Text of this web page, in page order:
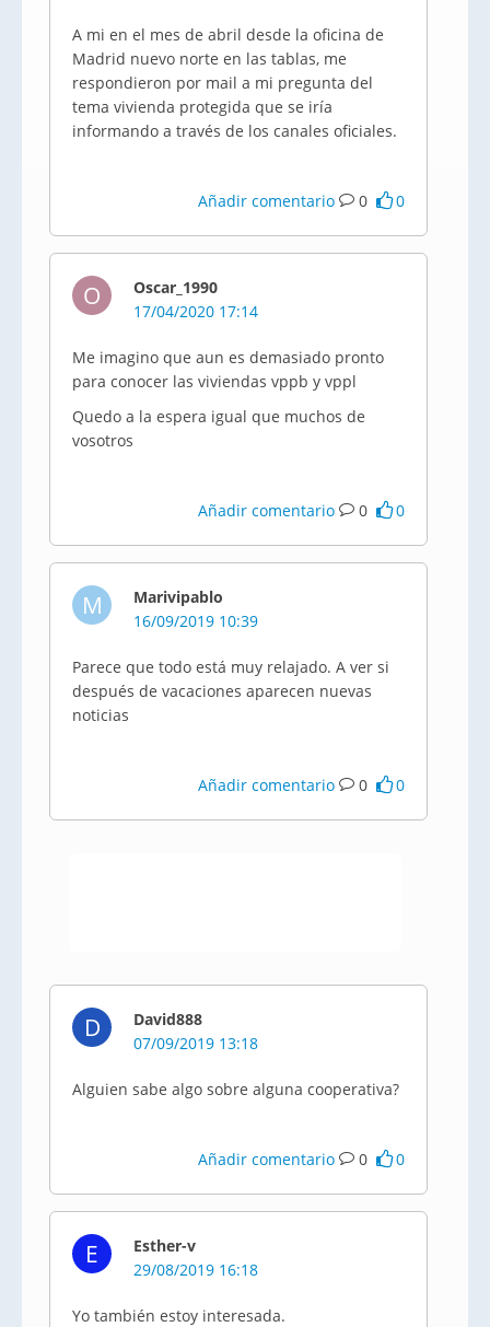
A mi en el mes de abril desde la oficina de
Madrid nuevo norte en las tablas, me
respondieron por mail a mi pregunta del
tema vivienda protegida que se iría
informando a través de los canales oficiales.
Añadir comentario 0 0
O
Oscar_1990
17/04/2020 17:14
Me imagino que aun es demasiado pronto
para conocer las viviendas vppb y vppl
Quedo a la espera igual que muchos de
vosotros
Añadir comentario 0 0
M
Marivipablo
16/09/2019 10:39
Parece que todo está muy relajado. A ver si
después de vacaciones aparecen nuevas
noticias
Añadir comentario 0 0
D
David888
07/09/2019 13:18
Alguien sabe algo sobre alguna cooperativa?
Añadir comentario 0 0
E
Esther-v
29/08/2019 16:18
Yo también estoy interesada.